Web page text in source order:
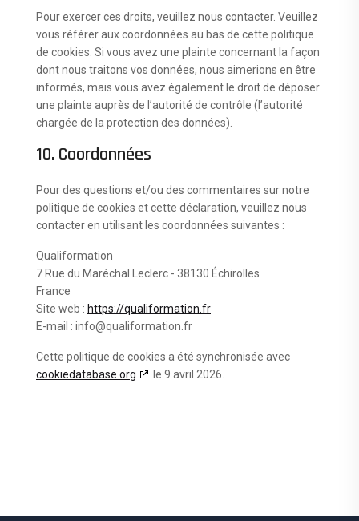
Pour exercer ces droits, veuillez nous contacter. Veuillez
vous référer aux coordonnées au bas de cette politique
de cookies. Si vous avez une plainte concernant la façon
dont nous traitons vos données, nous aimerions en être
informés, mais vous avez également le droit de déposer
une plainte auprès de l’autorité de contrôle (l’autorité
chargée de la protection des données).
10. Coordonnées
Pour des questions et/ou des commentaires sur notre
politique de cookies et cette déclaration, veuillez nous
contacter en utilisant les coordonnées suivantes :
Qualiformation
7 Rue du Maréchal Leclerc - 38130 Échirolles
France
Site web : https://qualiformation.fr
E-mail : info@qualiformation.fr
Cette politique de cookies a été synchronisée avec
cookiedatabase.org
le 9 avril 2026.